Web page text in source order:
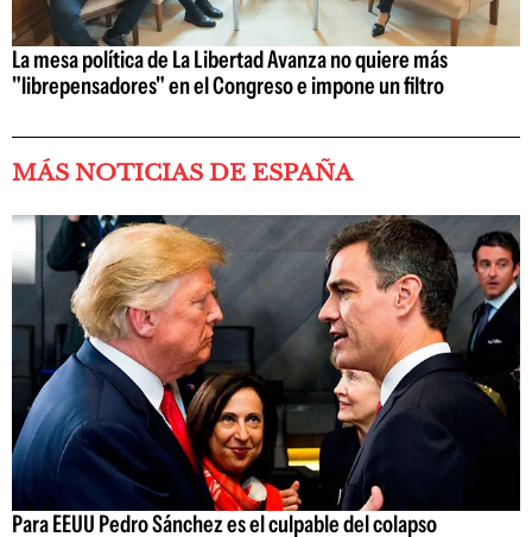
La mesa política de La Libertad Avanza no quiere más
"librepensadores" en el Congreso e impone un filtro
MÁS NOTICIAS DE ESPAÑA
Para EEUU Pedro Sánchez es el culpable del colapso